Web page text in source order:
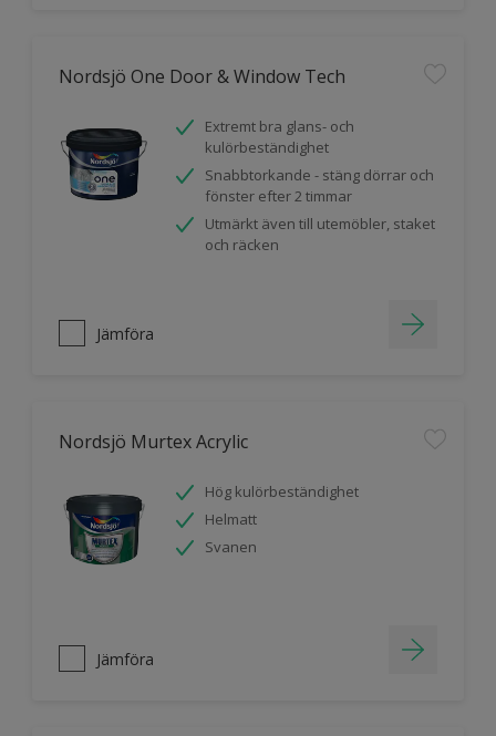
Nordsjö One Door & Window Tech
Extremt bra glans- och
kulörbeständighet
Snabbtorkande - stäng dörrar och
fönster efter 2 timmar
Utmärkt även till utemöbler, staket
och räcken
Jämföra
Nordsjö Murtex Acrylic
Hög kulörbeständighet
Helmatt
Svanen
Jämföra